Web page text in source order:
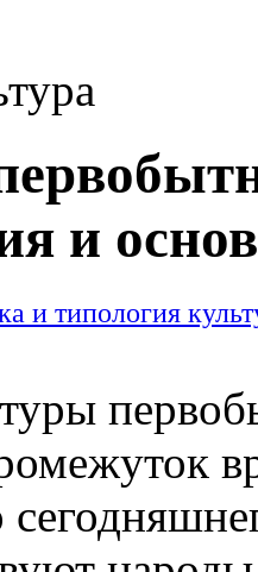
и
и типология